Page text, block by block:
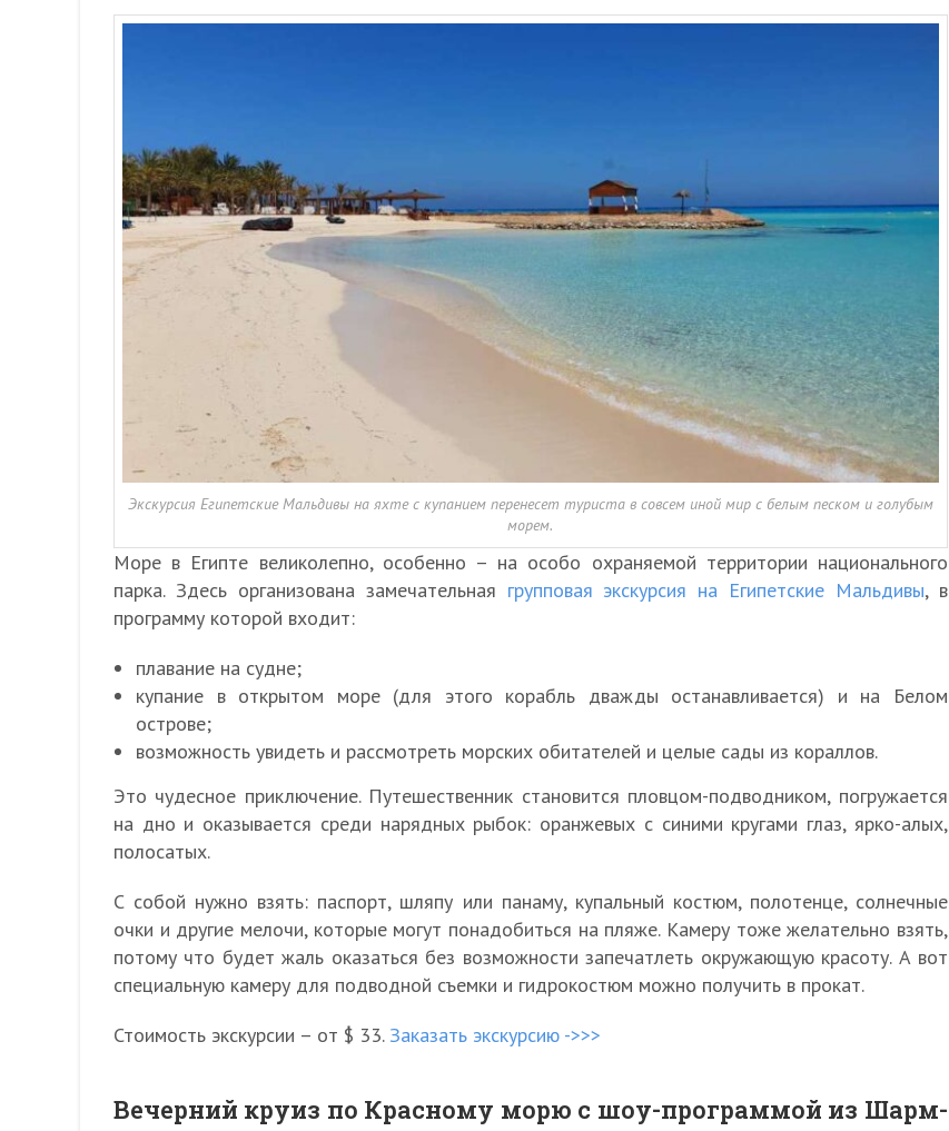
Экскурсия Египетские Мальдивы на яхте с купанием перенесет туриста в совсем иной мир с белым песком и голубым
морем.
Море в Египте великолепно, особенно – на особо охраняемой территории национального
парка. Здесь организована замечательная групповая экскурсия на Египетские Мальдивы, в
программу которой входит:
плавание на судне;
купание в открытом море (для этого корабль дважды останавливается) и на Белом
острове;
возможность увидеть и рассмотреть морских обитателей и целые сады из кораллов.
Это чудесное приключение. Путешественник становится пловцом-подводником, погружается
на дно и оказывается среди нарядных рыбок: оранжевых с синими кругами глаз, ярко-алых,
полосатых.
С собой нужно взять: паспорт, шляпу или панаму, купальный костюм, полотенце, солнечные
очки и другие мелочи, которые могут понадобиться на пляже. Камеру тоже желательно взять,
потому что будет жаль оказаться без возможности запечатлеть окружающую красоту. А вот
специальную камеру для подводной съемки и гидрокостюм можно получить в прокат.
Стоимость экскурсии – от $ 33. Заказать экскурсию ->>>
Вечерний круиз по Красному морю с шоу-программой из Шарм-